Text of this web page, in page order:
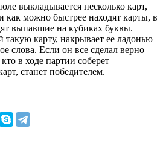
выкладывается несколько карт,
как можно быстрее находят карты, в
выпавшие на кубиках буквы.
карту, накрывает ее ладонью
слова. Если он все сделал верно –
в ходе партии соберет
станет победителем.